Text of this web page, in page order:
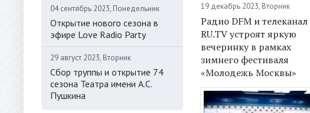
04 сентябрь 2023, Понедельник
Открытие нового сезона в
эфире Love Radio Party
29 август 2023, Вторник
Сбор труппы и открытие 74
сезона Театра имени А.С.
Пушкина
19 декабрь 2023, Вторник
Радио DFM и телеканал
RU.TV устроят яркую
вечеринку в рамках
зимнего фестиваля
«Молодежь Москвы»